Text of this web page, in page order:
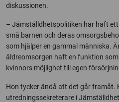
diskussionen.
– Jämställdhetspolitiken har haft
små barnen och deras
som hjälper en gammal människa.
äldreomsorgen haft en funktion
kvinnors möjlighet till egen
Hon tycker ändå att det går framåt.
utredningssekreterare i